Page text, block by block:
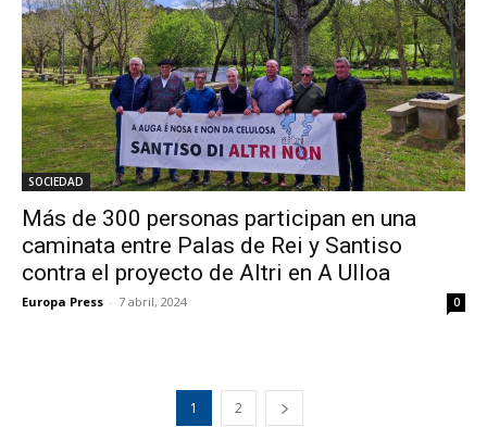
SOCIEDAD
Más de 300 personas participan en una
caminata entre Palas de Rei y Santiso
contra el proyecto de Altri en A Ulloa
Europa Press - 7 abril, 2024 0
1 2